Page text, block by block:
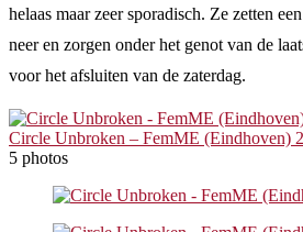
helaas maar zeer sporadisch. Ze zetten
neer en zorgen onder het genot van de
voor het afsluiten van de zaterdag.
Circle Unbroken – FemME (Eindhoven)
5 photos